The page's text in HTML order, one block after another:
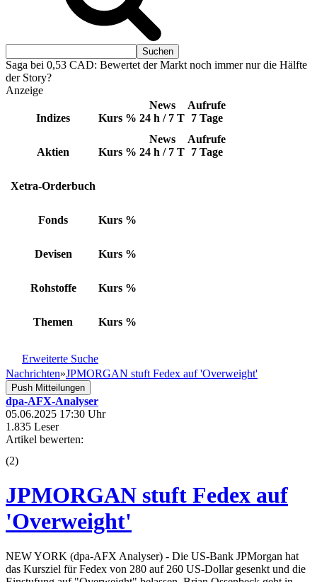
Saga bei 0,53 CAD: Bewertet der Markt noch immer nur die Hälfte
der Story?
Anzeige
Indizes Kurs %
News
24 h / 7 T
Aufrufe
7 Tage
Aktien Kurs %
News
24 h / 7 T
Aufrufe
7 Tage
Xetra-Orderbuch
Fonds Kurs %
Devisen Kurs %
Rohstoffe Kurs %
Themen Kurs %
Erweiterte Suche
Nachrichten»JPMORGAN stuft Fedex auf 'Overweight'
Push Mitteilungen
dpa-AFX-Analyser
05.06.2025 17:30 Uhr
1.835 Leser
Artikel bewerten:
(2)
JPMORGAN stuft Fedex auf
'Overweight'
NEW YORK (dpa-AFX Analyser) - Die US-Bank JPMorgan hat
das Kursziel für Fedex von 280 auf 260 US-Dollar gesenkt und die